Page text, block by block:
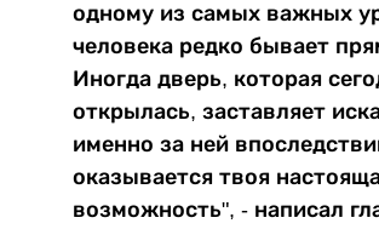
одному из самых важных
человека редко бывает
Иногда дверь, которая
открылась, заставляет
именно за ней
оказывается твоя
возможность", - написал